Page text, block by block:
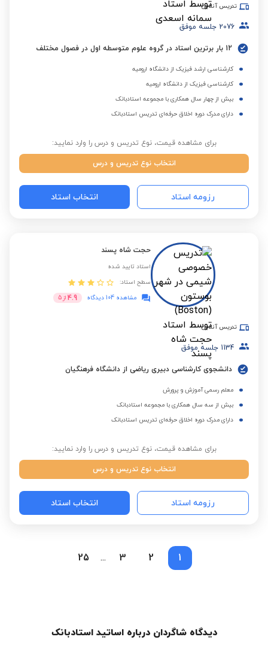
تدریس آنلاین
2076 جلسه موفق
12 بار برترین استاد در گروه علوم متوسطه اول در فصول مختلف
کارشناسی ارشد فیزیک از دانشگاه ارومیه
کارشناسی فیزیک از دانشگاه ارومیه
بیش از چهار سال همکاری با مجموعه استادبانک
دارای مدرک دوره اخلاق حرفه‌ای تدریس استادبانک
برای مشاهده قیمت، نوع تدریس و درس را وارد نمایید:
انتخاب نوع تدریس و درس
رزومه استاد انتخاب استاد
حجت شاه پسند
استاد تایید شده
سطح استاد:
مشاهده 104 دیدگاه
4.9 از 5
تدریس آنلاین
1134 جلسه موفق
دانشجوی کارشناسی دبیری ریاضی از دانشگاه فرهنگیان
معلم رسمی آموزش و پرورش
بیش از سه سال همکاری با مجموعه استادبانک
دارای مدرک دوره اخلاق حرفه‌ای تدریس استادبانک
برای مشاهده قیمت، نوع تدریس و درس را وارد نمایید:
انتخاب نوع تدریس و درس
رزومه استاد انتخاب استاد
1
2
3
...
25
دیدگاه شاگردان درباره اساتید استادبانک